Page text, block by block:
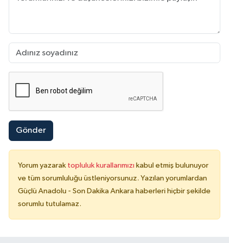
Gönder
Yorum yazarak topluluk kurallarımızı kabul etmiş bulunuyor
ve tüm sorumluluğu üstleniyorsunuz. Yazılan yorumlardan
Güçlü Anadolu - Son Dakika Ankara haberleri hiçbir şekilde
sorumlu tutulamaz.